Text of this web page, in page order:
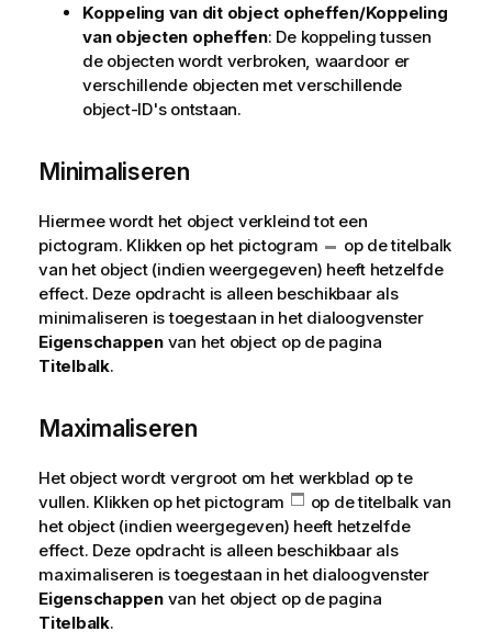
Koppeling van dit object opheffen/Koppeling
van objecten opheffen: De koppeling tussen
de objecten wordt verbroken, waardoor er
verschillende objecten met verschillende
object-ID's ontstaan.
Minimaliseren
Hiermee wordt het object verkleind tot een
pictogram. Klikken op het pictogram
op de titelbalk
van het object (indien weergegeven) heeft hetzelfde
effect. Deze opdracht is alleen beschikbaar als
minimaliseren is toegestaan in het dialoogvenster
Eigenschappenvan het object op de pagina
Titelbalk.
Maximaliseren
Het object wordt vergroot om het werkblad op te
vullen. Klikken op het pictogram
op de titelbalk van
het object (indien weergegeven) heeft hetzelfde
effect. Deze opdracht is alleen beschikbaar als
maximaliseren is toegestaan in het dialoogvenster
Eigenschappenvan het object op de pagina
Titelbalk.